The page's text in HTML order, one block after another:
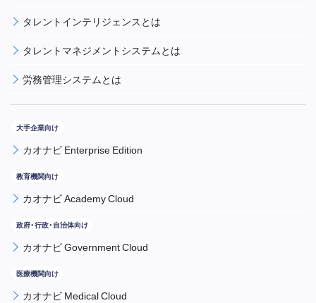
タレントインテリジェンスとは
タレントマネジメントシステムとは
労務管理システムとは
カオナビ Enterprise Edition
カオナビ Academy Cloud
カオナビ Government Cloud
カオナビ Medical Cloud